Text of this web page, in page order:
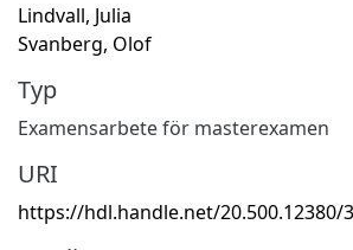
Lindvall, Julia
Svanberg, Olof
Typ
Examensarbete för masterexamen
URI
https://hdl.handle.net/20.500.12380/